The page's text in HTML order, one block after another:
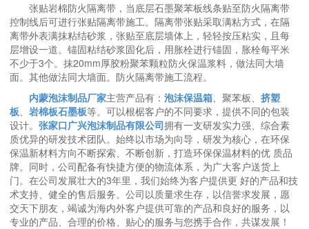
张贴岩棉防火隔离带，当底层石墨聚苯板线条贴至防火隔离带
控制线后可进行张贴隔离带施工。隔离带张贴采取满粘方式，在隔
离带外表满抹粘结砂浆，张贴至底层墙体上，轻轻按压粘实，且每
层增设一道。锚固粘结砂浆固化后，用胀栓进行锚固，胀栓每平米
不少于3个。抹20mm厚胶粉聚苯颗粒防火保温浆料，做法同大墙
面。其他做法同大墙面。防火隔离带施工流程。
内蒙泡沫制品厂家主营产品有：泡沫保温箱、聚苯板、挤塑
板、岩棉板石墨板等。可以根椐客户的不同要求，提供不同的包装
设计。张家口广兴泡沫制品有限公司拥有一支研发实力强、综合素
质优异的研发技术团队。始终以市场为向导，研发为核心，在环保
保温新材料方向不断探索、不断创新，打造环保保温材料的优 质品
牌。同时，公司配备有快捷方便的物流体系，为广大客户送货上
门。在公司发展壮大的3年里，我们始终为客户提供更 好的产品和技
术支持、健全的售后服务。公司以质量求生存，以信誉求发展，愿
交天下朋友，竭诚为海内外客户提供可靠的产品和良好的服务，以
专业的产品、合理的价格、贴心的服务与您携手合作，共谋发展！